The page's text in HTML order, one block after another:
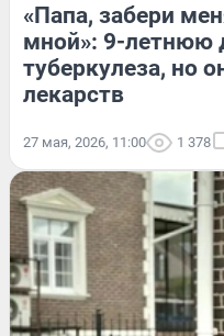
«Папа, забери
мной»: 9-летнюю
туберкулеза, но
лекарств
27 мая, 2026, 11:00 1 378